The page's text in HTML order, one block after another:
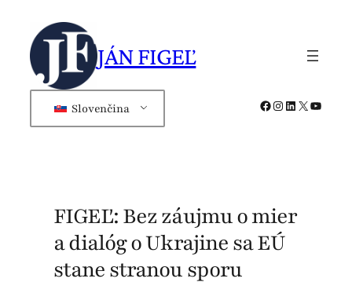
content
JÁN FIGEĽ
Slovenčina Facebook
Instagram
LinkedIn
X
FIGEĽ: Bez záujmu o mier
a dialóg o Ukrajine sa EÚ
stane stranou sporu